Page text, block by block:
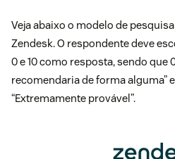
Veja abaixo o modelo de
Zendesk. O respondente deve
0 e 10 como resposta, sendo que
recomendaria de forma alguma”
“Extremamente provável”.